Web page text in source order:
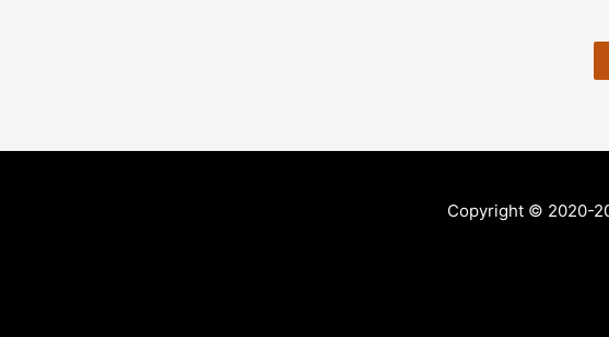
Copyright © 2020-